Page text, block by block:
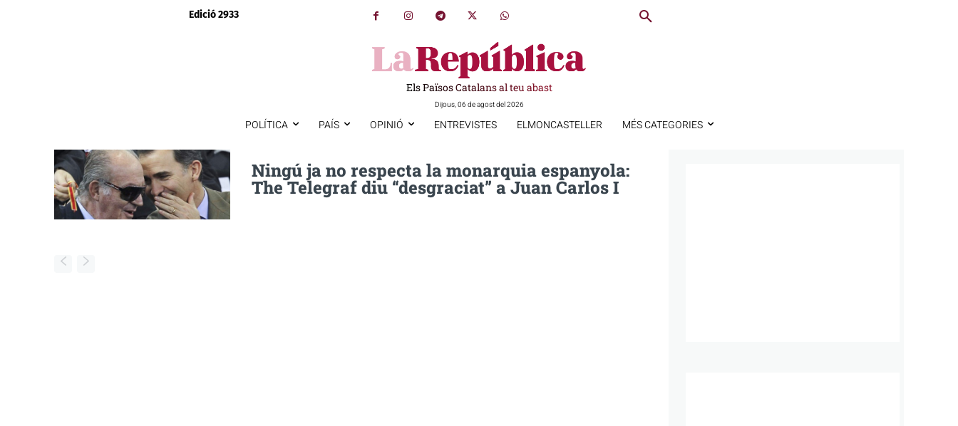
Edició 2933
Els Països Catalans al teu abast
Dijous, 06 de agost del 2026
POLÍTICA PAÍS OPINIÓ ENTREVISTES ELMONCASTELLER MÉS CATEGORIES
Ningú ja no respecta la monarquia espanyola:
The Telegraf diu “desgraciat” a Juan Carlos I